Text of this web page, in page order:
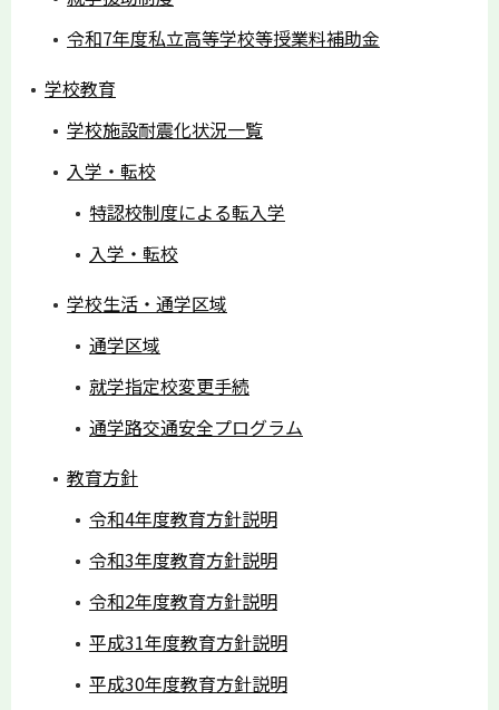
令和7年度私立高等学校等授業料補助金
学校教育
学校施設耐震化状況一覧
入学・転校
特認校制度による転入学
入学・転校
学校生活・通学区域
通学区域
就学指定校変更手続
通学路交通安全プログラム
教育方針
令和4年度教育方針説明
令和3年度教育方針説明
令和2年度教育方針説明
平成31年度教育方針説明
平成30年度教育方針説明